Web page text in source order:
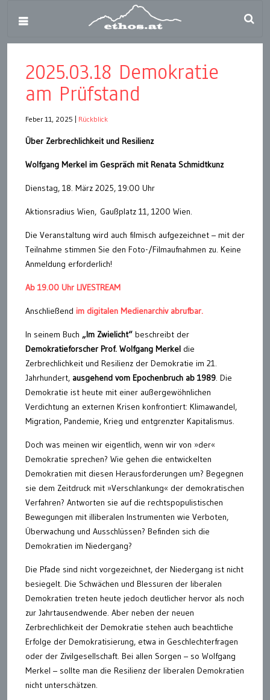
2025.03.18 Demokratie
am Prüfstand
Feber 11, 2025 Rückblick
Über Zerbrechlichkeit und Resilienz
Wolfgang Merkel im Gespräch mit Renata Schmidtkunz
Dienstag, 18. März 2025, 19:00 Uhr
Aktionsradius Wien, Gaußplatz 11, 1200 Wien.
Die Veranstaltung wird auch filmisch aufgezeichnet – mit der
Teilnahme stimmen Sie den Foto-/Filmaufnahmen zu. Keine
Anmeldung erforderlich!
Ab 19.00 Uhr LIVESTREAM
Anschließend im digitalen Medienarchiv abrufbar.
In seinem Buch „Im Zwielicht“ beschreibt der
Demokratieforscher Prof. Wolfgang Merkel die
Zerbrechlichkeit und Resilienz der Demokratie im 21.
Jahrhundert, ausgehend vom Epochenbruch ab 1989. Die
Demokratie ist heute mit einer außergewöhnlichen
Verdichtung an externen Krisen konfrontiert: Klimawandel,
Migration, Pandemie, Krieg und entgrenzter Kapitalismus.
Doch was meinen wir eigentlich, wenn wir von »der«
Demokratie sprechen? Wie gehen die entwickelten
Demokratien mit diesen Herausforderungen um? Begegnen
sie dem Zeitdruck mit »Verschlankung« der demokratischen
Verfahren? Antworten sie auf die rechtspopulistischen
Bewegungen mit illiberalen Instrumenten wie Verboten,
Überwachung und Ausschlüssen? Befinden sich die
Demokratien im Niedergang?
Die Pfade sind nicht vorgezeichnet, der Niedergang ist nicht
besiegelt. Die Schwächen und Blessuren der liberalen
Demokratien treten heute jedoch deutlicher hervor als noch
zur Jahrtausendwende. Aber neben der neuen
Zerbrechlichkeit der Demokratie stehen auch beachtliche
Erfolge der Demokratisierung, etwa in Geschlechterfragen
oder der Zivilgesellschaft. Bei allen Sorgen – so Wolfgang
Merkel – sollte man die Resilienz der liberalen Demokratien
nicht unterschätzen.